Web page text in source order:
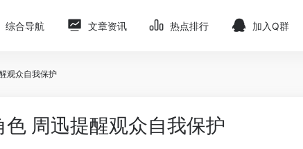
综合导航 文章资讯 热点排行 加入Q群
观众自我保护
周迅提醒观众自我保护